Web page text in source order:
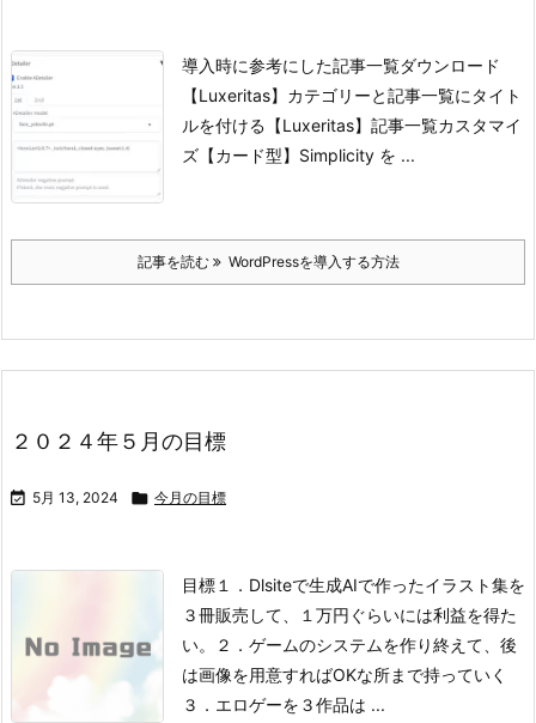
導入時に参考にした記事一覧ダウンロード
【Luxeritas】カテゴリーと記事一覧にタイト
ルを付ける 【Luxeritas】記事一覧カスタマイ
ズ【カード型】 Simplicity を ...
記事を読む WordPressを導入する方法
２０２４年５月の目標
 5月 13, 2024  今月の目標
目標１．Dlsiteで生成AIで作ったイラスト集を
３冊販売して、１万円ぐらいには利益を得た
い。
２．ゲームのシステムを作り終えて、後
は画像を用意すればOKな所まで持っていく
３．エロゲーを３作品は ...